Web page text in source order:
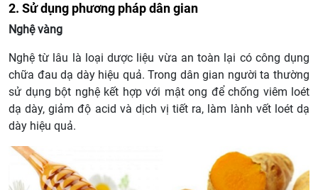
2. Sử dụng phương pháp dân gian
Nghệ vàng
Nghệ từ lâu là loại dược liệu vừa an toàn lại có công dụng
chữa đau dạ dày hiệu quả. Trong dân gian người ta thường
sử dụng bột nghệ kết hợp với mật ong để chống viêm loét
dạ dày, giảm độ acid và dịch vị tiết ra, làm lành vết loét dạ
dày hiệu quả.